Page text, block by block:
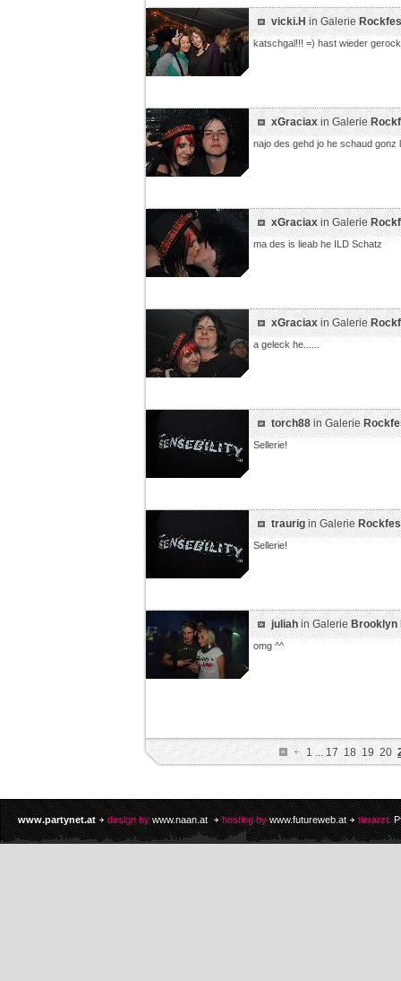
vicki.Hin Galerie
katschgal!!! =) hast wieder
xGraciaxin Galerie
najo des gehd jo he schaud gonz
xGraciaxin Galerie
ma des is lieab he ILD Schatz
xGraciaxin Galerie
a geleck he......
torch88in Galerie
Sellerie!
traurigin Galerie
Sellerie!
juliahin GalerieBrooklyn
omg ^^
1...17 18 19 20
www.partynet.at design by www.naan.at hosting by www.futureweb.at tierarzt: